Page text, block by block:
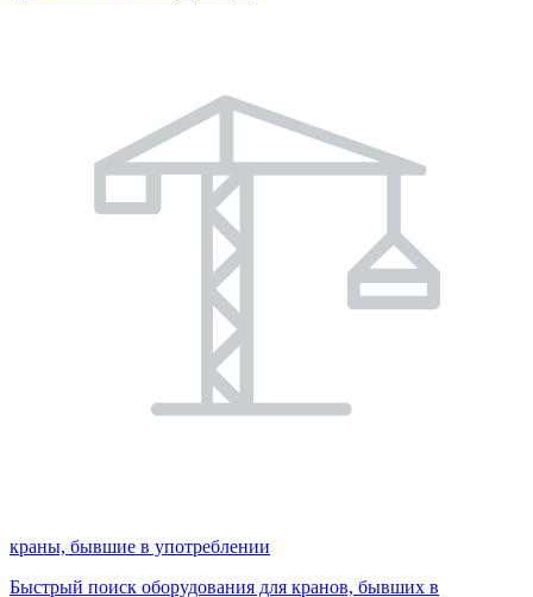
краны, бывшие в употреблении
Быстрый поиск оборудования для кранов, бывших в